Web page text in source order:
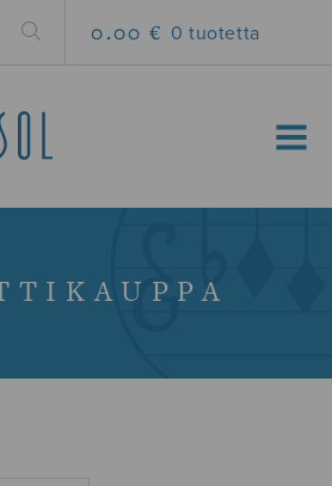
0.00 € 0 tuotetta
MENU